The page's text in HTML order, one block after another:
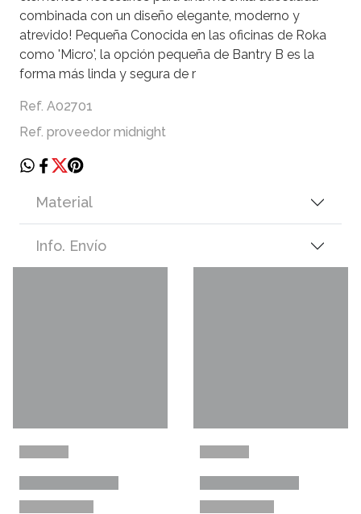
combinada con un diseño elegante, moderno y
atrevido! Pequeña Conocida en las oficinas de Roka
como 'Micro', la opción pequeña de Bantry B es la
forma más linda y segura de r
Ref. A02701
Ref. proveedor midnight
Material
Info. Envío